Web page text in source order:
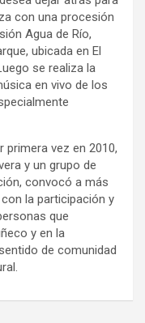
con una procesión
Agua de Río,
ubicada en El
se realiza la
en vivo de los
vez en 2010,
y un grupo de
convocó a más
la participación y
que
y en la
de comunidad